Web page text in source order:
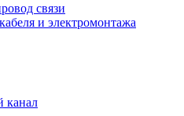
связи
и электромонтажа
канал